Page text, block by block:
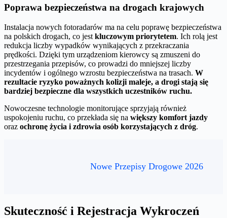
Poprawa bezpieczeństwa na drogach krajowych
Instalacja nowych fotoradarów ma na celu poprawę bezpieczeństwa
na polskich drogach, co jest kluczowym priorytetem. Ich rolą jest
redukcja liczby wypadków wynikających z przekraczania
prędkości. Dzięki tym urządzeniom kierowcy są zmuszeni do
przestrzegania przepisów, co prowadzi do mniejszej liczby
incydentów i ogólnego wzrostu bezpieczeństwa na trasach. W
rezultacie ryzyko poważnych kolizji maleje, a drogi stają się
bardziej bezpieczne dla wszystkich uczestników ruchu.
Nowoczesne technologie monitorujące sprzyjają również
uspokojeniu ruchu, co przekłada się na większy komfort jazdy
oraz ochronę życia i zdrowia osób korzystających z dróg.
Nowe Przepisy Drogowe 2026
Skuteczność i Rejestracja Wykroczeń